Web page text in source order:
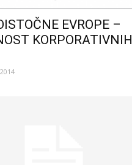
EVROPE –
KORPORATIVNIH